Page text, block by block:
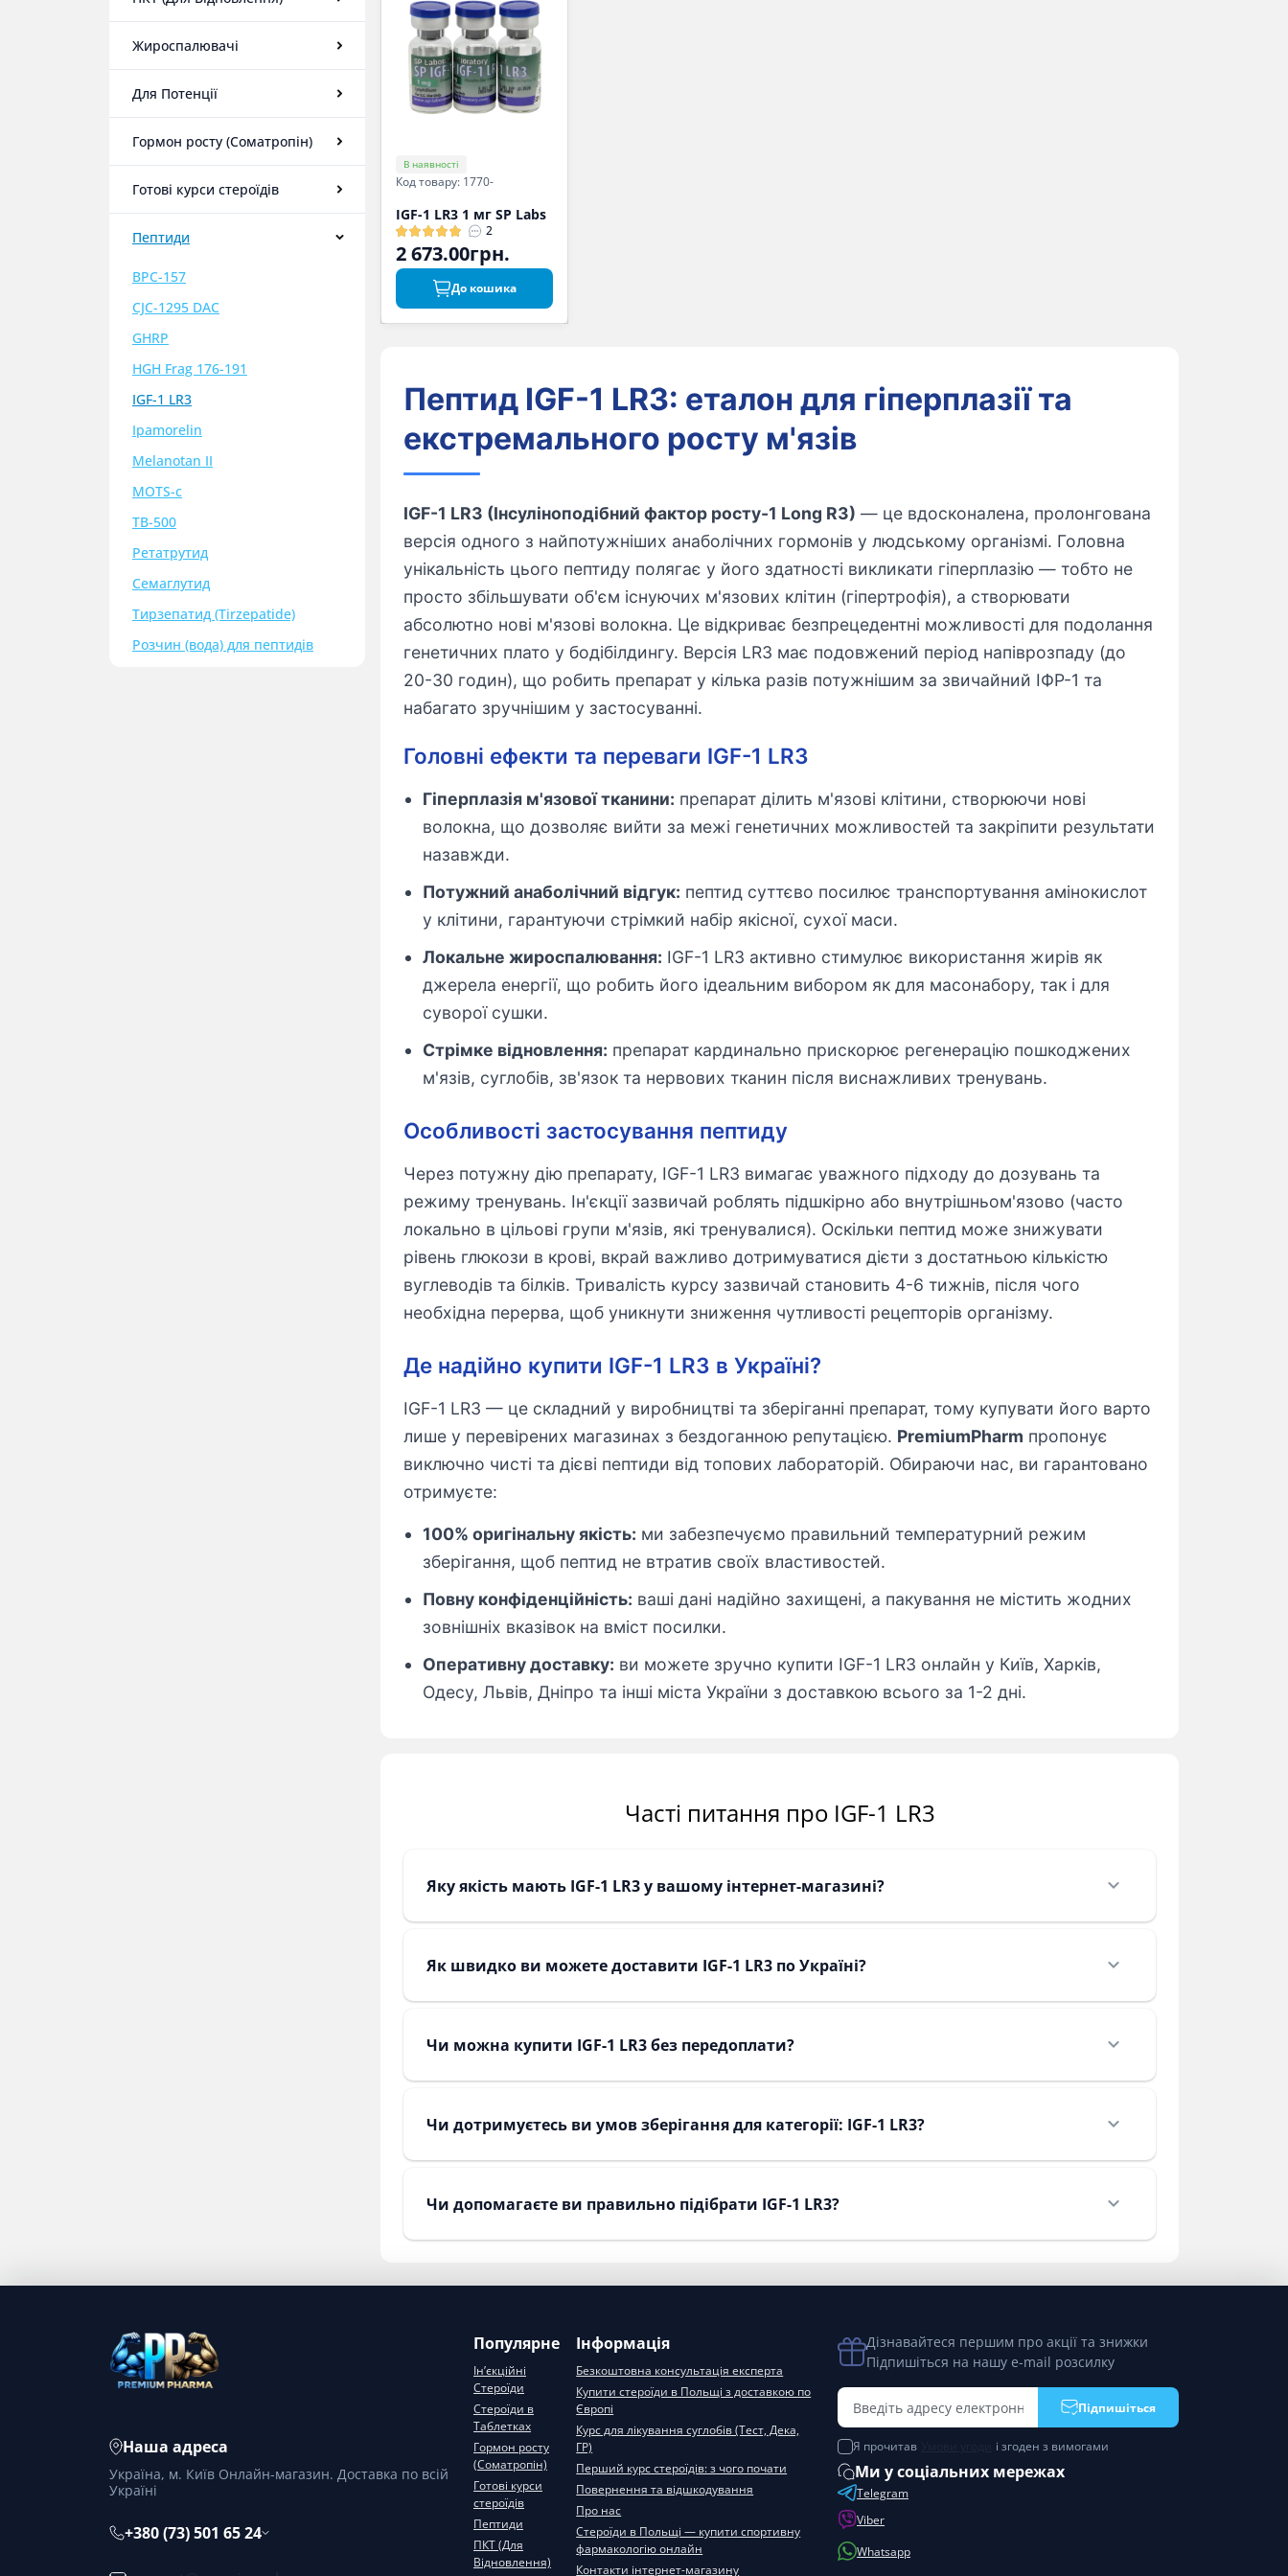
Жироспалювачі
Для Потенції
Гормон росту (Соматропін)
Готові курси стероїдів
Пептиди
BPC-157
CJC-1295 DAC
GHRP
HGH Frag 176-191
IGF-1 LR3
Ipamorelin
Melanotan II
MOTS-c
TB-500
Ретатрутид
Семаглутид
Тирзепатид (Tirzepatide)
Розчин (вода) для пептидів
В наявності
Код товару: 1770-
IGF-1 LR3 1 мг SP Labs
2
2 673.00грн.
До кошика
Пептид IGF-1 LR3: еталон для гіперплазії та
екстремального росту м'язів
IGF-1 LR3 (Інсуліноподібний фактор росту-1 Long R3) — це вдосконалена, пролонгована
версія одного з найпотужніших анаболічних гормонів у людському організмі. Головна
унікальність цього пептиду полягає у його здатності викликати гіперплазію — тобто не
просто збільшувати об'єм існуючих м'язових клітин (гіпертрофія), а створювати
абсолютно нові м'язові волокна. Це відкриває безпрецедентні можливості для подолання
генетичних плато у бодібілдингу. Версія LR3 має подовжений період напіврозпаду (до
20-30 годин), що робить препарат у кілька разів потужнішим за звичайний ІФР-1 та
набагато зручнішим у застосуванні.
Головні ефекти та переваги IGF-1 LR3
Гіперплазія м'язової тканини: препарат ділить м'язові клітини, створюючи нові
волокна, що дозволяє вийти за межі генетичних можливостей та закріпити результати
назавжди.
Потужний анаболічний відгук: пептид суттєво посилює транспортування амінокислот
у клітини, гарантуючи стрімкий набір якісної, сухої маси.
Локальне жироспалювання: IGF-1 LR3 активно стимулює використання жирів як
джерела енергії, що робить його ідеальним вибором як для масонабору, так і для
суворої сушки.
Стрімке відновлення: препарат кардинально прискорює регенерацію пошкоджених
м'язів, суглобів, зв'язок та нервових тканин після виснажливих тренувань.
Особливості застосування пептиду
Через потужну дію препарату, IGF-1 LR3 вимагає уважного підходу до дозувань та
режиму тренувань. Ін'єкції зазвичай роблять підшкірно або внутрішньом'язово (часто
локально в цільові групи м'язів, які тренувалися). Оскільки пептид може знижувати
рівень глюкози в крові, вкрай важливо дотримуватися дієти з достатньою кількістю
вуглеводів та білків. Тривалість курсу зазвичай становить 4-6 тижнів, після чого
необхідна перерва, щоб уникнути зниження чутливості рецепторів організму.
Де надійно купити IGF-1 LR3 в Україні?
IGF-1 LR3 — це складний у виробництві та зберіганні препарат, тому купувати його варто
лише у перевірених магазинах з бездоганною репутацією. PremiumPharm пропонує
виключно чисті та дієві пептиди від топових лабораторій. Обираючи нас, ви гарантовано
отримуєте:
100% оригінальну якість: ми забезпечуємо правильний температурний режим
зберігання, щоб пептид не втратив своїх властивостей.
Повну конфіденційність: ваші дані надійно захищені, а пакування не містить жодних
зовнішніх вказівок на вміст посилки.
Оперативну доставку: ви можете зручно купити IGF-1 LR3 онлайн у Київ, Харків,
Одесу, Львів, Дніпро та інші міста України з доставкою всього за 1-2 дні.
Часті питання про IGF-1 LR3
Яку якість мають IGF-1 LR3 у вашому інтернет-магазині?
Як швидко ви можете доставити IGF-1 LR3 по Україні?
Чи можна купити IGF-1 LR3 без передоплати?
Чи дотримуєтесь ви умов зберігання для категорії: IGF-1 LR3?
Чи допомагаєте ви правильно підібрати IGF-1 LR3?
Наша адреса
Україна, м. Київ Онлайн-магазин. Доставка по всій
Україні
+380 (73) 501 65 24
Популярне
Ін’єкційні
Стероїди
Стероїди в
Таблетках
Гормон росту
(Соматропін)
Готові курси
стероїдів
Пептиди
ПКТ (Для
Відновлення)
Інформація
Безкоштовна консультація експерта
Купити стероїди в Польщі з доставкою по
Європі
Курс для лікування суглобів (Тест, Дека,
ГР)
Перший курс стероїдів: з чого почати
Повернення та відшкодування
Про нас
Стероїди в Польщі — купити спортивну
фармакологію онлайн
Контакти інтернет-магазину
Ми у соціальних мережах
Telegram
Viber
Whatsapp
Дізнавайтеся першим про акції та знижки
Підпишіться на нашу e-mail розсилку
Підпишіться
Я прочитав і згоден з вимогами